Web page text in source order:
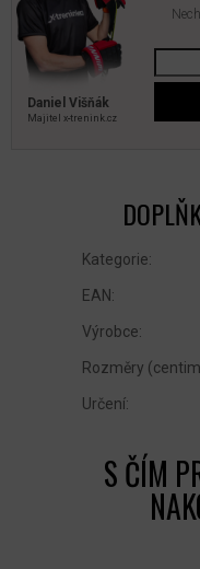
Daniel Višňák
Majitel x‑trenink.cz
Kategorie:
EAN:
Výrobce:
Rozměry
Určení: